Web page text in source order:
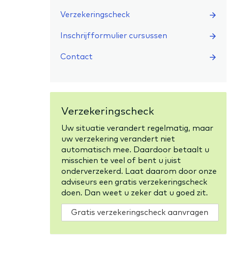
Verzekeringscheck
Inschrijfformulier cursussen
Contact
Verzekeringscheck
Uw situatie verandert regelmatig, maar
uw verzekering verandert niet
automatisch mee. Daardoor betaalt u
misschien te veel of bent u juist
onderverzekerd. Laat daarom door onze
adviseurs een gratis verzekeringscheck
doen. Dan weet u zeker dat u goed zit.
Gratis verzekeringscheck aanvragen